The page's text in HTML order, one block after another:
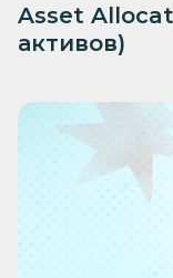
Asset
активов)